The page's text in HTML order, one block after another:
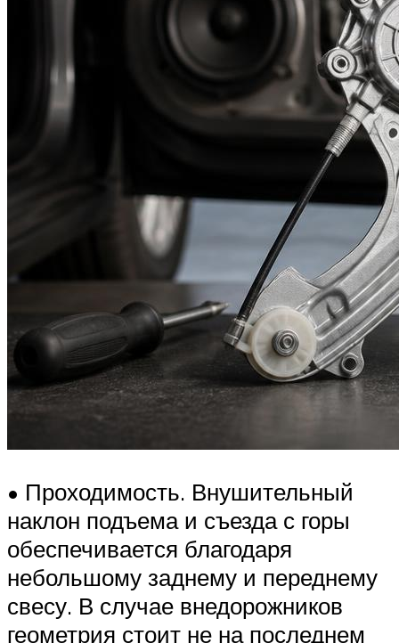
• Проходимость. Внушительный
наклон подъема и съезда с горы
обеспечивается благодаря
небольшому заднему и переднему
свесу. В случае внедорожников
геометрия стоит не на последнем